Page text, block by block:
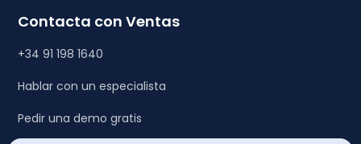
Contacta con Ventas
+34 91 198 1640
Hablar con un especialista
Pedir una demo gratis